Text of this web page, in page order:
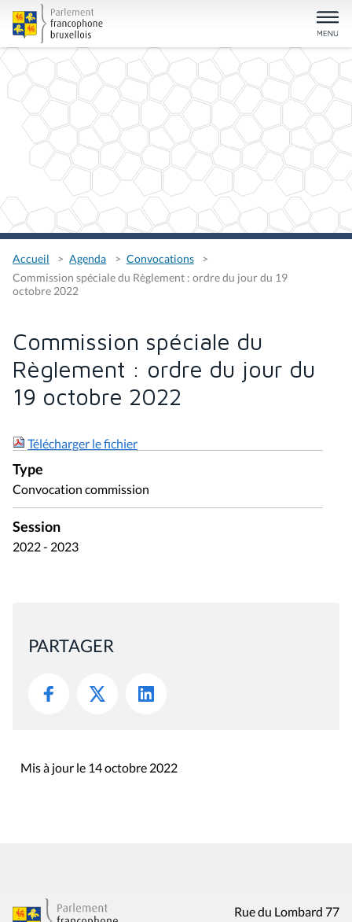
Accueil Agenda
Convocations
Commission spéciale du Règlement : ordre du jour du 19
octobre 2022
Commission spéciale du
Règlement : ordre du jour du
19 octobre 2022
Télécharger le fichier
Type
Convocation commission
Session
2022 - 2023
PARTAGER
Mis à jour le 14 octobre 2022
Rue du Lombard 77